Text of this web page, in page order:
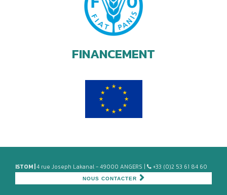
FINANCEMENT
ISTOM | 4 rue Joseph Lakanal - 49000 ANGERS | +33 (0)2 53 61 84 60
NOUS CONTACTER